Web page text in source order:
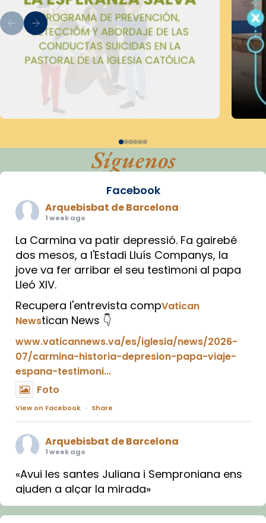
Síguenos
Facebook
Arquebisbat de Barcelona
1 week ago
La Carmina va patir depressió. Fa gairebé
dos mesos, a l'Estadi Lluís Companys, la
jove va fer arribar el seu testimoni al papa
Lleó XIV.
Recupera l'entrevista compVatican
Newstican News 👇
www.vaticannews.va/es/iglesia/news/2026-
07/carmina-historia-depresion-papa-viaje-
espana-testimoni...
Foto
View on Facebook · Share
Arquebisbat de Barcelona
1 week ago
«Avui les santes Juliana i Semproniana ens
ajuden a alçar la mirada»
Mons. Sergi Gordo, bisbe de Tortosa, ha